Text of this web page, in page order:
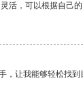
活，可以根据自己的
，让我能够轻松找到